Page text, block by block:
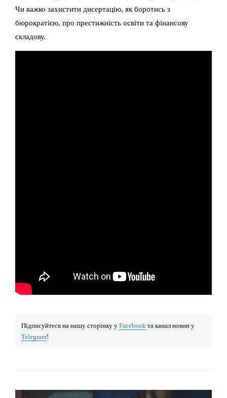
Чи важко захистити дисертацію, як боротись з
бюрократією, про престижність освіти та фінансову
складову.
Підписуйтеся на нашу сторінку у Facebook та канал новин у
Telegram!